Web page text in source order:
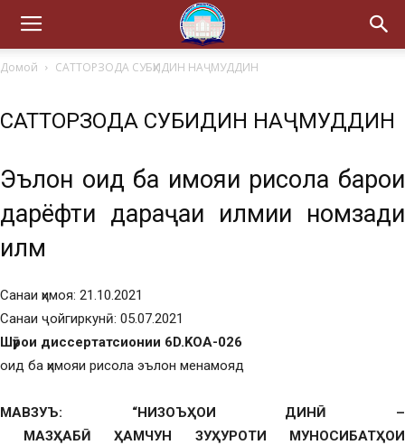
Домой САТТОРЗОДА СУБҲИДИН НАҶМУДДИН
САТТОРЗОДА СУБҲИДИН НАҶМУДДИН
Эълон оид ба ҳимояи рисола барои
дарёфти дараҷаи илмии номзади
илм
Санаи ҳимоя: 21.10.2021
Санаи ҷойгиркунӣ: 05.07.2021
Шӯрои диссертатсионии 6D.KOA-026
оид ба ҳимояи рисола эълон менамояд
МАВЗУЪ: “НИЗОЪҲОИ ДИНӢ –
МАЗҲАБӢ ҲАМЧУН
ЗУҲУРОТИ МУНОСИБАТҲОИ